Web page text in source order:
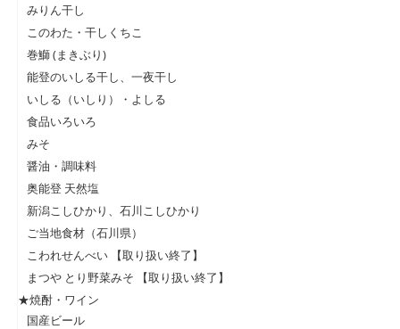
みりん干し
このわた・干しくちこ
巻鰤 (まきぶり)
能登のいしる干し、一夜干し
いしる（いしり）・よしる
食品いろいろ
みそ
醤油・調味料
奥能登 天然塩
新潟こしひかり、石川こしひかり
ご当地食材（石川県）
こわれせんべい 【取り扱い終了】
まつや とり野菜みそ 【取り扱い終了】
★焼酎・ワイン
国産ビール